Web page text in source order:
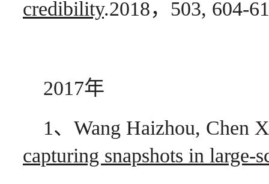
credibility.2018，503, 604-
2017年
1、Wang Haizhou, Chen
capturing snapshots in large-